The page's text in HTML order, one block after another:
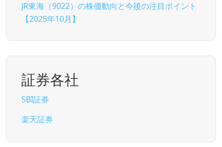
JR東海（9022）の株価動向と今後の注目ポイント
【2025年10月】
証券各社
SBI証券
楽天証券